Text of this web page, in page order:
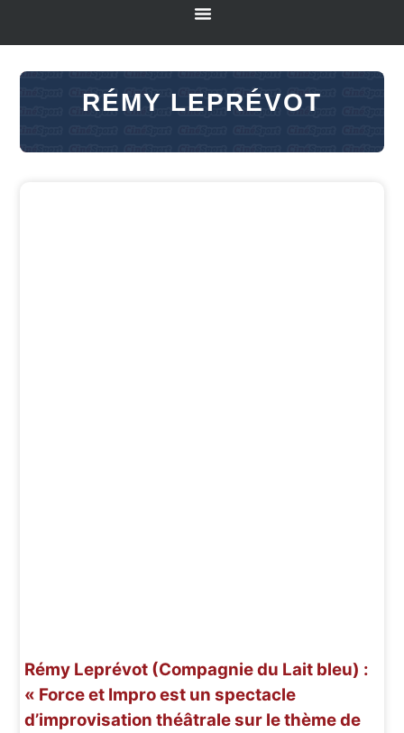
RÉMY LEPRÉVOT
Rémy Leprévot (Compagnie du Lait bleu) :
« Force et Impro est un spectacle
d’improvisation théâtrale sur le thème de